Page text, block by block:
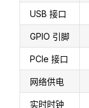
USB 接口
GPIO 引脚
PCIe 接口
网络供电
实时时钟